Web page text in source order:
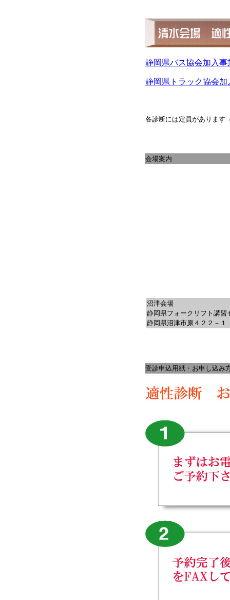
静岡県バス協会加入
静岡県トラック協会
各診断には定員があります
会場案内
沼津会場
静岡県フォークリフト講習
静岡県沼津市原４２２－１
受診申込用紙・お申し込み